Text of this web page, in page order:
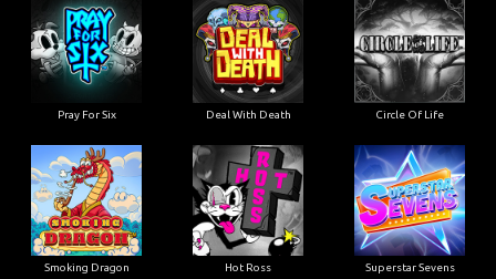
Pray For Six Deal With Death Circle Of Life
Smoking Dragon Hot Ross Superstar Sevens